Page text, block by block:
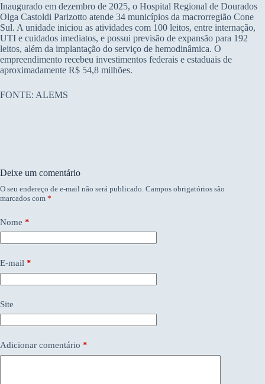
Inaugurado em dezembro de 2025, o Hospital Regional de Dourados
Olga Castoldi Parizotto atende 34 municípios da macrorregião Cone
Sul. A unidade iniciou as atividades com 100 leitos, entre internação,
UTI e cuidados imediatos, e possui previsão de expansão para 192
leitos, além da implantação do serviço de hemodinâmica. O
empreendimento recebeu investimentos federais e estaduais de
aproximadamente R$ 54,8 milhões.
FONTE: ALEMS
Deixe um comentário
O seu endereço de e-mail não será publicado. Campos obrigatórios são
marcados com *
Nome *
E-mail *
Site
Adicionar comentário *